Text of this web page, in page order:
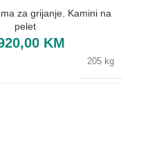
za grijanje Kamini na
pelet
KM
205 kg